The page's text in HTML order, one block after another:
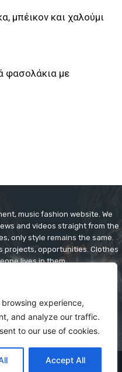
experience,
and analyze our traffic.
to our use of cookies.
Accept All
μπέικον και χαλούμι
φασολάκια με
music fashion website. We
and videos straight from the
only style remains the same.
projects, opportunities. Clothes
lives in them.
by TagDiv